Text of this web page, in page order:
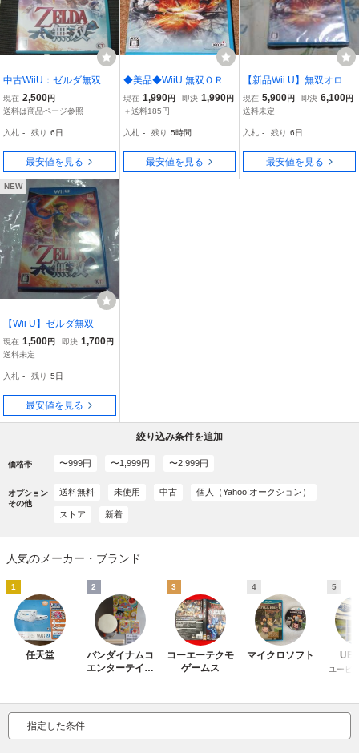
中古WiiU：ゼルダ無双
ZELDA無双
現在 2,500円
送料は商品ページ参照
入札 - 残り 6日
最安値を見る
◆美品◆WiiU 無双ＯＲＯ
ＣＨＩ２ Ｈｙｐｅｒ
現在 1,990円 即決 1,990円
＋送料185円
入札 - 残り 5時間
最安値を見る
【新品Wii U】無双オロチ
2ハイパー 無双OROCHI2
Hyper
現在 5,900円 即決 6,100円
送料未定
入札 - 残り 6日
最安値を見る
NEW
【Wii U】ゼルダ無双
現在 1,500円 即決 1,700円
送料未定
入札 - 残り 5日
最安値を見る
絞り込み条件を追加
価格帯 〜999円 〜1,999円 〜2,999円
オプション
その他
送料無料 未使用 中古 個人（Yahoo!オークション）
ストア 新着
人気のメーカー・ブランド
1
任天堂
2
バンダイナムコ
エンターテイン
3
コーエーテクモ
ゲームス
4
マイクロソフト
5
ユービ
指定した条件